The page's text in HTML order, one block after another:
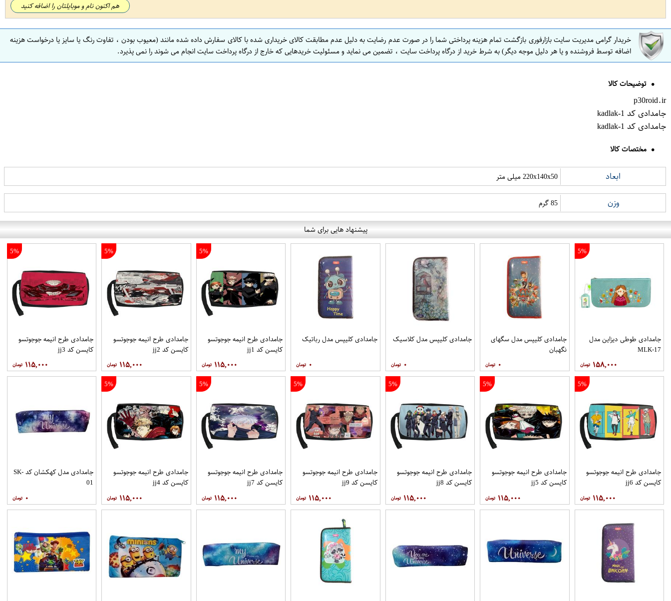
هم اکنون نام و موبایلتان را اضافه کنید
خریدار گرامی مدیریت سایت بازارفوری بازگشت تمام هزینه پرداختی شما را در صورت عدم رضایت به دلیل عدم مطابقت کالای خریداری شده با کالای سفارش داده شده مانند (معیوب بودن ، تفاوت رنگ یا سایز یا درخواست هزینه
اضافه توسط فروشنده و یا هر دلیل موجه دیگر) به شرط خرید از درگاه پرداخت سایت ، تضمین می نماید و مسئولیت خریدهایی که خارج از درگاه پرداخت سایت انجام می شوند را نمی پذیرد.
توضیحات کالا
p30roid.ir
جامدادی کد kadlak-1
جامدادی کد kadlak-1
مختصات کالا
ابعاد 220x140x50 میلی متر
وزن 85 گرم
پیشنهاد هایی برای شما
5%
جامدادی طوطی دیزاین مدل
MLK-17
۱۵۸,۰۰۰
جامدادی کلیپس مدل سگهای
نگهبان
۰
جامدادی کلیپس مدل کلاسیک
۰
جامدادی کلیپس مدل رباتیک
۰
5%
جامدادی طرح انیمه جوجوتسو
کایسن کد jj1
۱۱۵,۰۰۰
5%
جامدادی طرح انیمه جوجوتسو
کایسن کد jj2
۱۱۵,۰۰۰
5%
جامدادی طرح انیمه جوجوتسو
کایسن کد jj3
۱۱۵,۰۰۰
5%
جامدادی طرح انیمه جوجوتسو
کایسن کد jj6
۱۱۵,۰۰۰
5%
جامدادی طرح انیمه جوجوتسو
کایسن کد jj5
۱۱۵,۰۰۰
5%
جامدادی طرح انیمه جوجوتسو
کایسن کد jj8
۱۱۵,۰۰۰
5%
جامدادی طرح انیمه جوجوتسو
کایسن کد jj9
۱۱۵,۰۰۰
5%
جامدادی طرح انیمه جوجوتسو
کایسن کد jj7
۱۱۵,۰۰۰
5%
جامدادی طرح انیمه جوجوتسو
کایسن کد jj4
۱۱۵,۰۰۰
جامدادی مدل کهکشان کد SK-
01
۰